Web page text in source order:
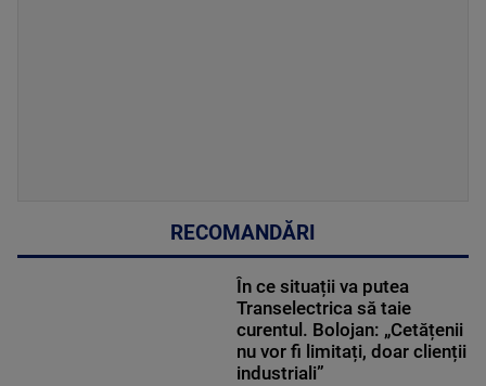
RECOMANDĂRI
În ce situații va putea
Transelectrica să taie
curentul. Bolojan: „Cetățenii
nu vor fi limitați, doar clienții
industriali”